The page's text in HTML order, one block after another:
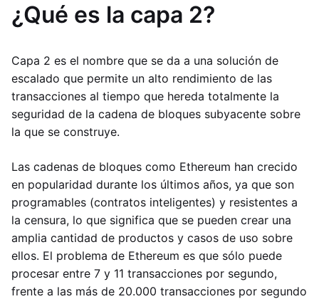
¿Qué es la capa 2?
Capa 2 es el nombre que se da a una solución de
escalado que permite un alto rendimiento de las
transacciones al tiempo que hereda totalmente la
seguridad de la cadena de bloques subyacente sobre
la que se construye.
Las cadenas de bloques como Ethereum han crecido
en popularidad durante los últimos años, ya que son
programables (contratos inteligentes) y resistentes a
la censura, lo que significa que se pueden crear una
amplia cantidad de productos y casos de uso sobre
ellos. El problema de Ethereum es que sólo puede
procesar entre 7 y 11 transacciones por segundo,
frente a las más de 20.000 transacciones por segundo